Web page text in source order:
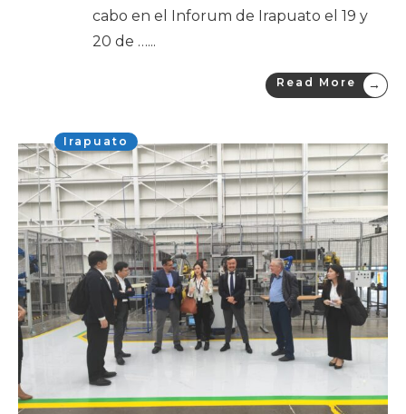
cabo en el Inforum de Irapuato el 19 y
20 de …...
Read More →
Irapuato